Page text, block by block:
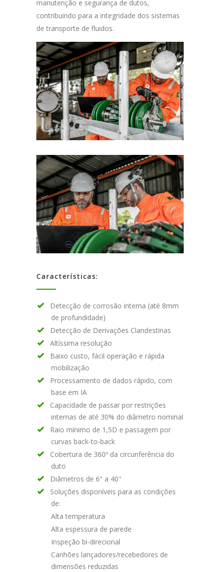
manutenção e segurança de dutos,
contribuindo para a integridade dos sistemas
de transporte de fluidos.
Características:
Detecção de corrosão interna (até 8mm
de profundidade)
Detecção de Derivações Clandestinas
Altíssima resolução
Baixo custo, fácil operação e rápida
mobilização
Processamento de dados rápido, com
base em IA
Capacidade de passar por restrições
internas de até 30% do diâmetro nominal
Raio mínimo de 1,5D e passagem por
curvas back-to-back
Cobertura de 360º da circunferência do
duto
Diâmetros de 6" a 40"
Soluções disponíveis para as condições
de:
Alta temperatura
Alta espessura de parede
Inspeção bi-direcional
Canhões lançadores/recebedores de
dimensões reduzidas